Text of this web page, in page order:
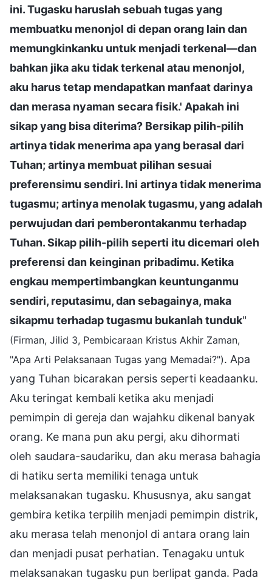
ini. Tugasku haruslah sebuah tugas yang
membuatku menonjol di depan orang lain dan
memungkinkanku untuk menjadi terkenal—dan
bahkan jika aku tidak terkenal atau menonjol,
aku harus tetap mendapatkan manfaat darinya
dan merasa nyaman secara fisik.' Apakah ini
sikap yang bisa diterima? Bersikap pilih-pilih
artinya tidak menerima apa yang berasal dari
Tuhan; artinya membuat pilihan sesuai
preferensimu sendiri. Ini artinya tidak menerima
tugasmu; artinya menolak tugasmu, yang adalah
perwujudan dari pemberontakanmu terhadap
Tuhan. Sikap pilih-pilih seperti itu dicemari oleh
preferensi dan keinginan pribadimu. Ketika
engkau mempertimbangkan keuntunganmu
sendiri, reputasimu, dan sebagainya, maka
sikapmu terhadap tugasmu bukanlah tunduk"
(Firman, Jilid 3, Pembicaraan Kristus Akhir Zaman,
"Apa Arti Pelaksanaan Tugas yang Memadai?"). Apa
yang Tuhan bicarakan persis seperti keadaanku.
Aku teringat kembali ketika aku menjadi
pemimpin di gereja dan wajahku dikenal banyak
orang. Ke mana pun aku pergi, aku dihormati
oleh saudara-saudariku, dan aku merasa bahagia
di hatiku serta memiliki tenaga untuk
melaksanakan tugasku. Khususnya, aku sangat
gembira ketika terpilih menjadi pemimpin distrik,
aku merasa telah menonjol di antara orang lain
dan menjadi pusat perhatian. Tenagaku untuk
melaksanakan tugasku pun berlipat ganda. Pada